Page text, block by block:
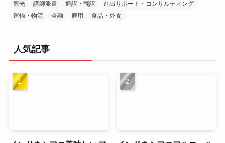
観光
講師派遣 通訳・翻訳
進出サポート・コンサルティング
運輸・物流
金融 雇用 食品・外食
人気記事